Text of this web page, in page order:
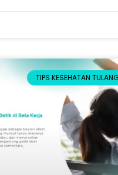
TIPS KESEHATAN